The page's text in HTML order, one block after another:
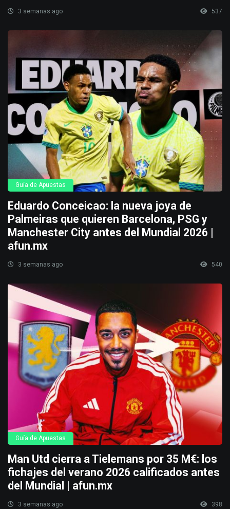
3 semanas ago 537
Guía de Apuestas
Eduardo Conceicao: la nueva joya de
Palmeiras que quieren Barcelona, PSG y
Manchester City antes del Mundial 2026 |
afun.mx
3 semanas ago 540
Guía de Apuestas
Man Utd cierra a Tielemans por 35 M€: los
fichajes del verano 2026 calificados antes
del Mundial | afun.mx
3 semanas ago 398